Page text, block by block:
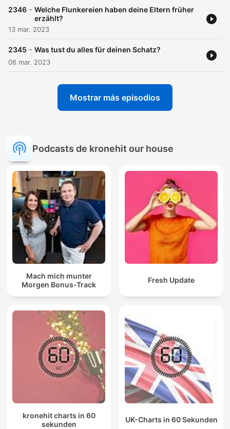
2346 - Welche Flunkereien haben deine Eltern früher
erzählt?
13 mar. 2023
2345 - Was tust du alles für deinen Schatz?
06 mar. 2023
Mostrar más episodios
Podcasts de kronehit our house
Mach mich munter
Morgen Bonus-Track
Fresh Update
kronehit charts in 60
sekunden
UK-Charts in 60 Sekunden